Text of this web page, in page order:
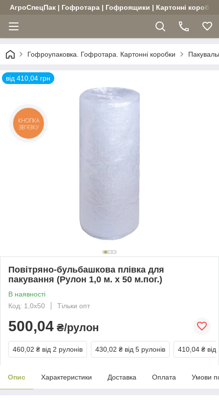
АгроСпецПак | Гофротара | Гофроящики | Картонні
Гофроупаковка. Гофротара. Картонні коробки
від 410,04 грн
Повітряно-бульбашкова плівка для
пакування (Рулон 1,0 м. х 50 м.пог.)
В наявності
Код: 1,0х50
Тільки опт
500,04 ₴/рулон
460,02 ₴ від 2 рулонів 430,02 ₴ від 5 рулонів 410,04 ₴
Опис Характеристики Доставка Оплата Умови
КНОПКА
ЗВ'ЯЗКУ